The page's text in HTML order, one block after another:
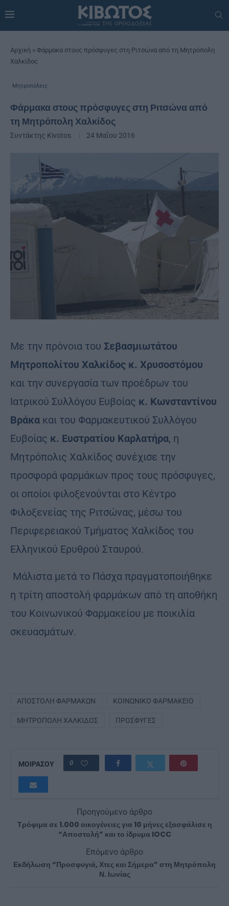
Αρχική » Φάρμακα στους πρόσφυγες στη Ριτσώνα από τη Μητρόπολη
Χαλκίδος
Μητροπόλεις
Φάρμακα στους πρόσφυγες στη Ριτσώνα από
τη Μητρόπολη Χαλκίδος
Συντάκτης Kivotos 24 Μαΐου 2016
Με την πρόνοια του Σεβασμιωτάτου
Μητροπολίτου Χαλκίδος κ. Χρυσοστόμου
και την συνεργασία των προέδρων του
Ιατρικού Συλλόγου Ευβοίας κ. Κωνσταντίνου
Βράκα και του Φαρμακευτικού Συλλόγου
Ευβοίας κ. Ευστρατίου Καρλατήρα, η
Μητρόπολις Χαλκίδος συνέχισε την
προσφορά φαρμάκων προς τους πρόσφυγες,
οι οποίοι φιλοξενούνται στο Κέντρο
Φιλοξενείας της Ριτσώνας, μέσω του
Περιφερειακού Τμήματος Χαλκίδος του
Ελληνικού Ερυθρού Σταυρού.
Μάλιστα μετά το Πάσχα πραγματοποιήθηκε
η τρίτη αποστολή φαρμάκων από τη αποθήκη
του Κοινωνικού Φαρμακείου με ποικιλία
σκευασμάτων.
ΑΠΟΣΤΟΛΉ ΦΑΡΜΆΚΩΝ ΚΟΙΝΩΝΙΚΌ ΦΑΡΜΑΚΕΊΟ
ΜΗΤΡΌΠΟΛΗ ΧΑΛΚΊΔΟΣ ΠΡΌΣΦΥΓΕΣ
ΜΟΙΡΑΣΟΥ 0
Προηγούμενο άρθρο
Τρόφιμα σε 1.000 οικογένειες για 10 μήνες εξασφάλισε η
“Αποστολή” και το ίδρυμα IOCC
Επόμενο άρθρο
Εκδήλωση “Προσφυγιά, Χτες και Σήμερα” στη Μητρόπολη
Ν. Ιωνίας